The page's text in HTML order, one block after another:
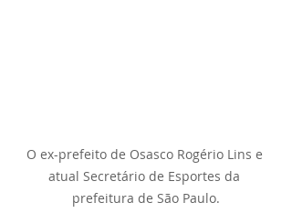
O ex-prefeito de Osasco Rogério Lins e
atual Secretário de Esportes da
prefeitura de São Paulo.